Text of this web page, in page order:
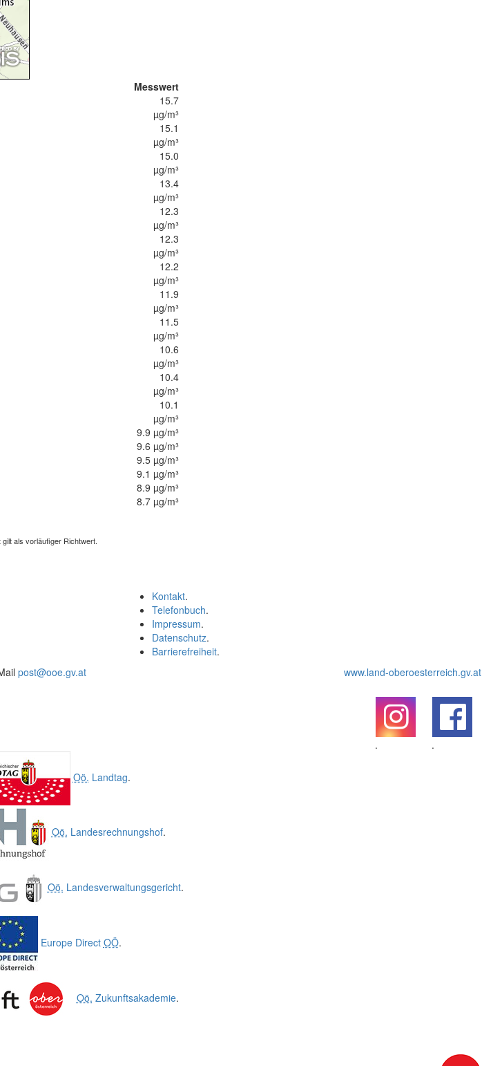
Messwert
15.7
µg/m³
15.1
µg/m³
15.0
µg/m³
13.4
µg/m³
12.3
µg/m³
12.3
µg/m³
12.2
µg/m³
11.9
µg/m³
11.5
µg/m³
10.6
µg/m³
10.4
µg/m³
10.1
µg/m³
9.9 µg/m³
9.6 µg/m³
9.5 µg/m³
9.1 µg/m³
8.9 µg/m³
8.7 µg/m³
als vorläufiger Richtwert.
Kontakt.
Telefonbuch.
Impressum.
Datenschutz.
Barrierefreiheit.
post@ooe.gv.at www.land-oberoesterreich.gv.at
.
.
Oö. Landtag.
Oö. Landesrechnungshof.
Oö. Landesverwaltungsgericht.
Europe Direct OÖ.
Oö. Zukunftsakademie.